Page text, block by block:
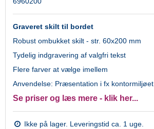
Graveret skilt til bordet
Robust ombukket skilt - str. 60x200 mm
Tydelig indgravering af valgfri tekst
Flere farver at vælge imellem
Anvendelse: Præsentation i fx kontormiljøet
Se priser og læs mere - klik her...
Ikke på lager. Leveringstid ca. 1 uge.